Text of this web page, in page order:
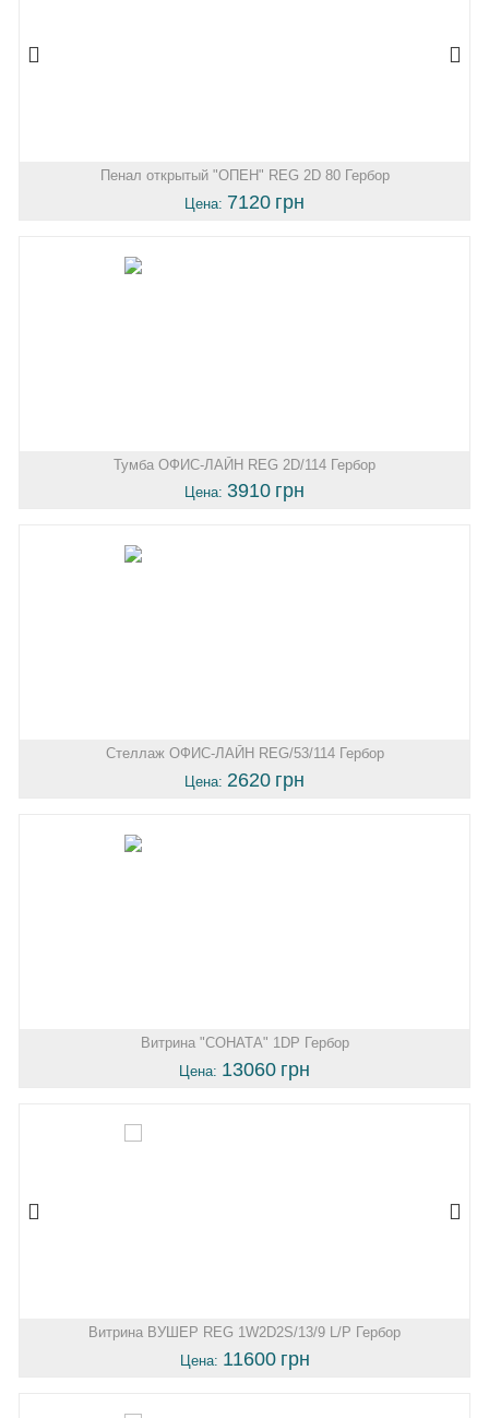
Пенал открытый "ОПЕН" REG 2D 80 Гербор
Цена: 7120 грн
Тумба ОФИС-ЛАЙН REG 2D/114 Гербор
Цена: 3910 грн
Стеллаж ОФИС-ЛАЙН REG/53/114 Гербор
Цена: 2620 грн
Витрина "СОНАТА" 1DP Гербор
Цена: 13060 грн
Витрина ВУШЕР REG 1W2D2S/13/9 L/P Гербор
Цена: 11600 грн